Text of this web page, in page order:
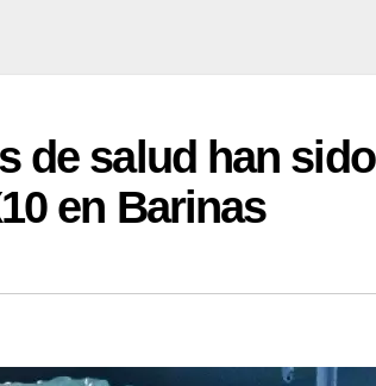
de salud han sido
en Barinas